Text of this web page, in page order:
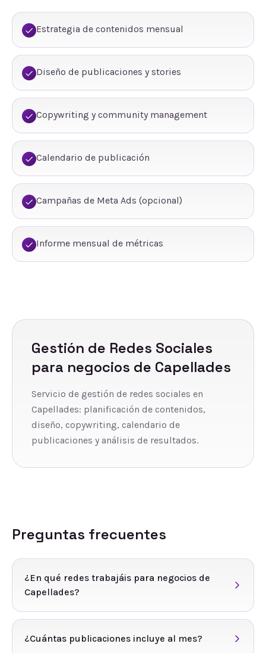
Estrategia de contenidos mensual
Diseño de publicaciones y stories
Copywriting y community management
Calendario de publicación
Campañas de Meta Ads (opcional)
Informe mensual de métricas
Gestión de Redes Sociales
para negocios de Capellades
Servicio de gestión de redes sociales en
Capellades: planificación de contenidos,
diseño, copywriting, calendario de
publicaciones y análisis de resultados.
Preguntas frecuentes
¿En qué redes trabajáis para negocios de
Capellades?
¿Cuántas publicaciones incluye al mes?